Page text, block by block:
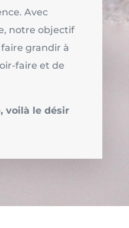
Avec
notre objectif
grandir à
faire et de
voilà le désir